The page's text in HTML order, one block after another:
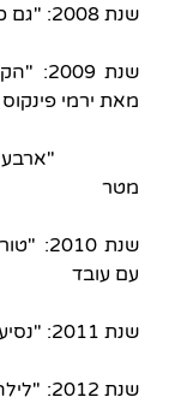
שנת 2008: "גם כי אלך", מאת יפה בן כנען בהוצאת כתר
שנת
מאת ירמי
"ארבע אחר
מטר
שנת
עם עובד
שנת 2011: "נסיעה", מאת, יאיר אסולין בהוצאת חרגול
שנת